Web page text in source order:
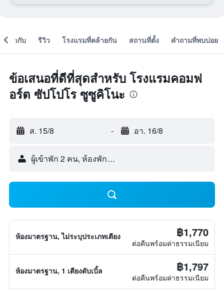
เกี่ยวกับ รีวิว โรงแรมที่คล้ายกัน สถานที่ตั้ง คำถามที่พบบ่อย
ข้อเสนอที่ดีที่สุดสำหรับ โรงแรมคอมฟ
อร์ต ซัปโปโร ซูซูคิโนะ
ส. 15/8 - อา. 16/8
ผู้เข้าพัก 2 คน, ห้องพัก 1 ห้อง
ห้องมาตรฐาน, ไม่ระบุประเภทเตียง ฿1,770
ต่อคืนพร้อมค่าธรรมเนียม
ห้องมาตรฐาน, 1 เตียงดับเบิ้ล ฿1,797
ต่อคืนพร้อมค่าธรรมเนียม